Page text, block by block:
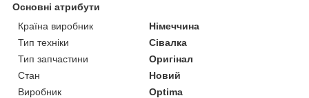
Основні атрибути
Країна виробник
Німеччина
Тип техніки
Сівалка
Тип запчастини
Оригінал
Стан
Новий
Виробник
Optima